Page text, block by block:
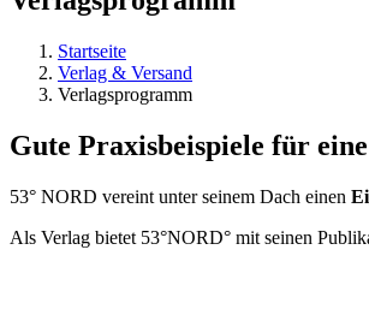
Startseite
Verlag & Versand
Verlagsprogramm
Gute Praxisbeispiele für
53° NORD vereint unter seinem Dach einen
Als Verlag bietet 53°NORD° mit seinen